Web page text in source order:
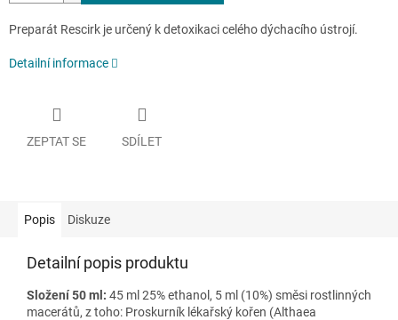
Preparát Rescirk je určený k detoxikaci celého dýchacího ústrojí.
Detailní informace
ZEPTAT SE SDÍLET
Popis Diskuze
Detailní popis produktu
Složení 50 ml: 45 ml 25% ethanol, 5 ml (10%) směsi rostlinných
macerátů, z toho: Proskurník lékařský kořen (Althaea